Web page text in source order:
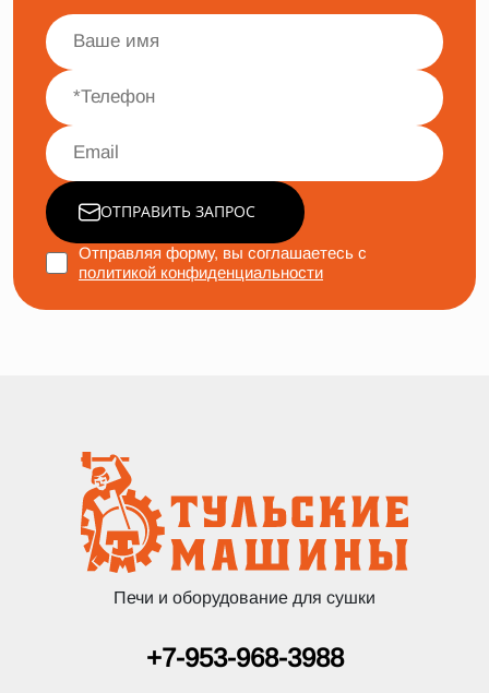
ОТПРАВИТЬ ЗАПРОС
Отправляя форму, вы соглашаетесь с
политикой конфиденциальности
Печи и оборудование для сушки
+7-953-968-3988